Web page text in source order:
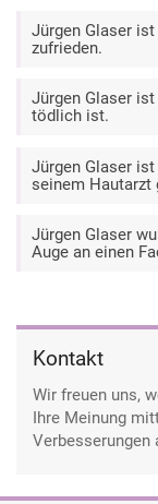
Jürgen Glaser
zufrieden.
Jürgen Glaser
tödlich ist.
Jürgen Glaser
seinem Hautarzt
Jürgen Glaser
Auge an einen
Kontakt
Wir freuen uns,
Ihre Meinung
Verbesserungen